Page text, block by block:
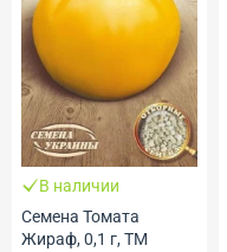
В наличии
Семена Томата
Жираф, 0,1 г, ТМ